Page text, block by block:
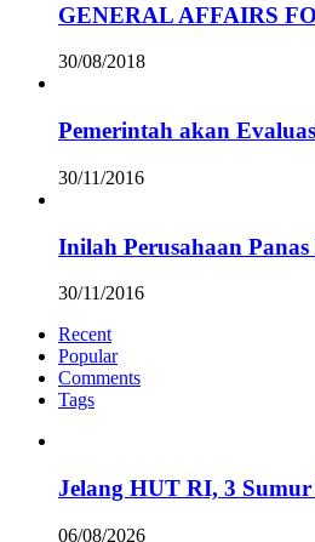
GENERAL AFFAIRS
30/08/2018
Pemerintah akan
30/11/2016
Inilah Perusahaan
30/11/2016
Recent
Popular
Comments
Tags
Jelang HUT RI, 3
06/08/2026